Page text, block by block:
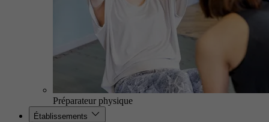
Préparateur physique
Établissements